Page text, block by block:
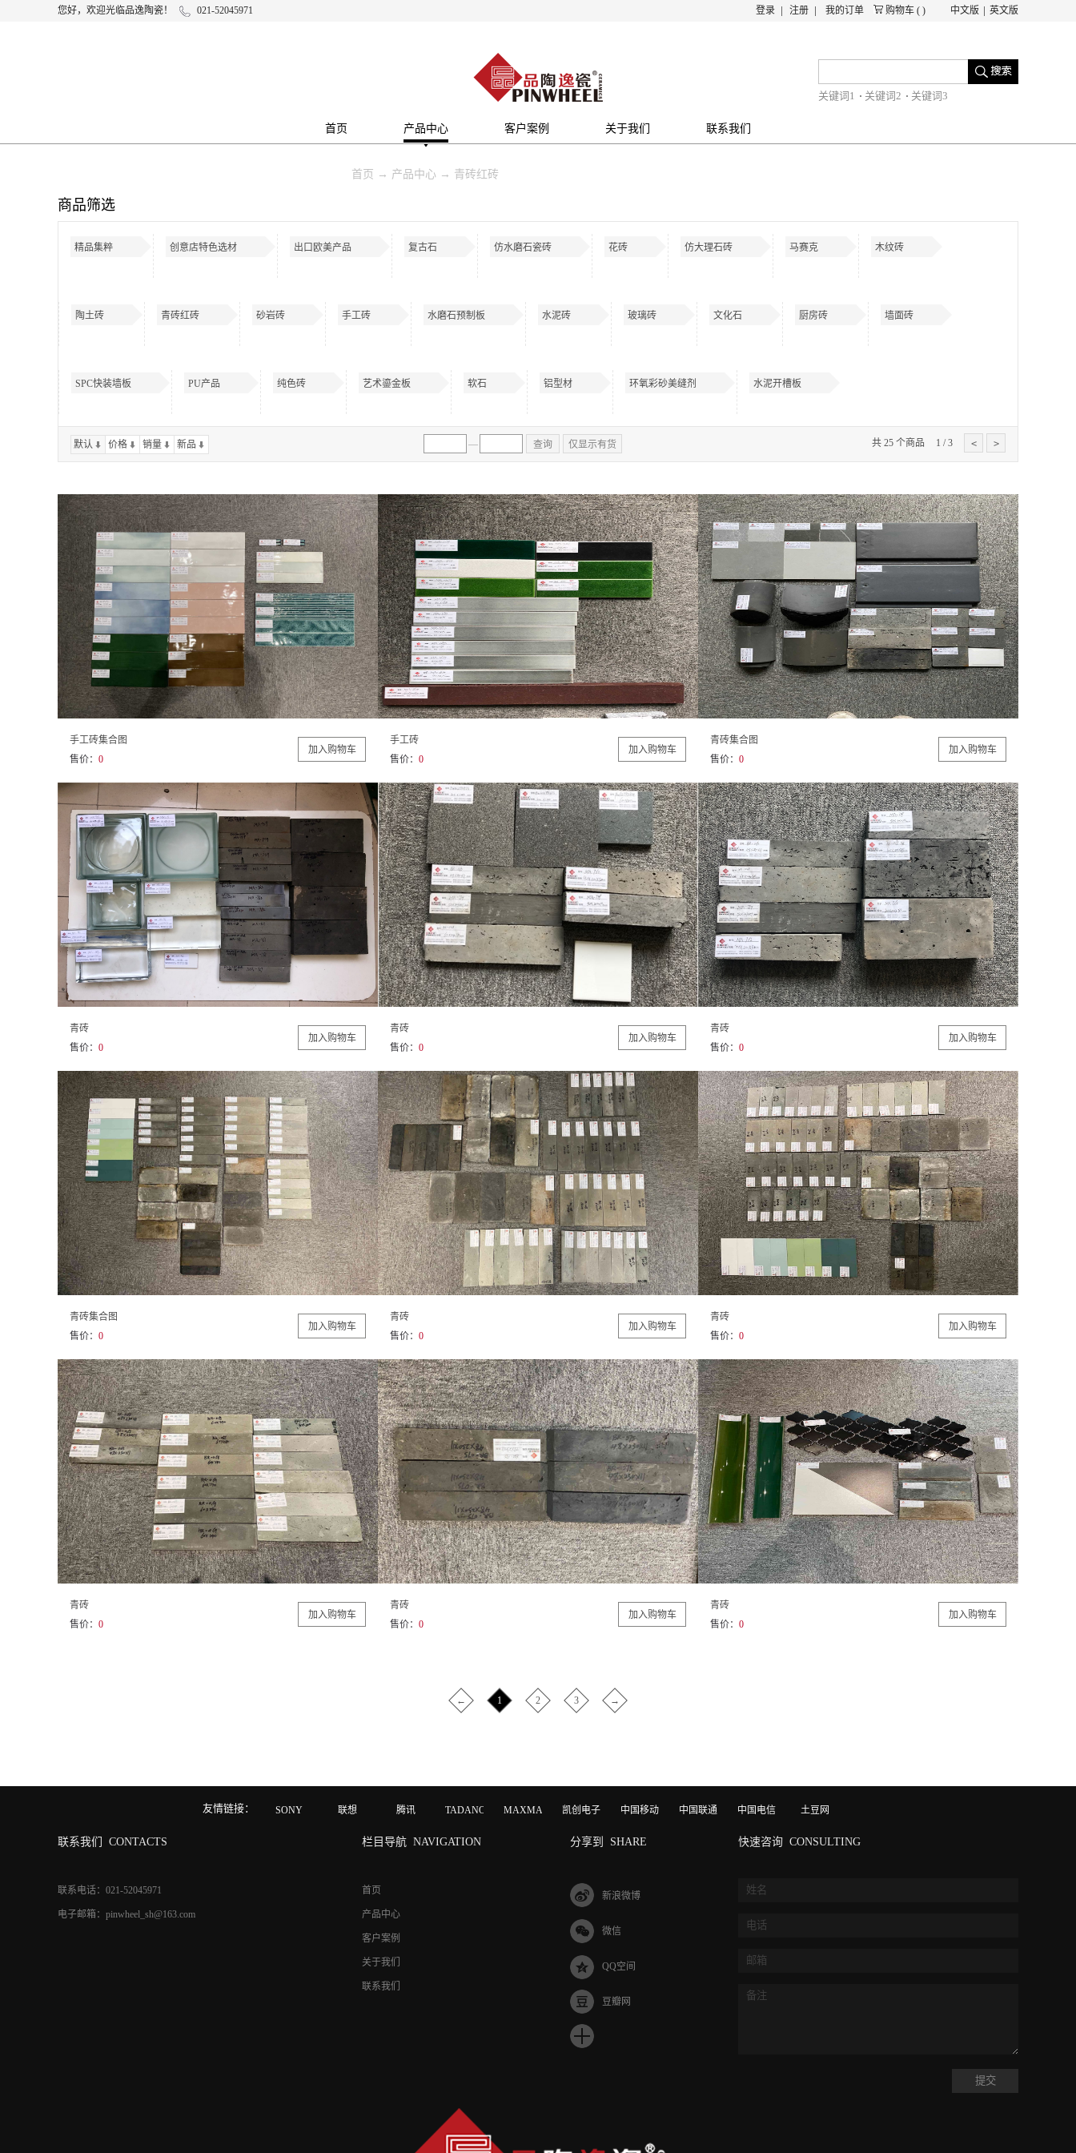
您好，欢迎光临品逸陶瓷！ 021-52045971 中文版 英文版
购物车 ( )
我的订单
登录 注册
关键词1 关键词2 关键词3
首页 产品中心 客户案例 关于我们 联系我们
首页 → 产品中心 → 青砖红砖
商品筛选
精品集粹 创意店特色选材 出口欧美产品 复古石 仿水磨石瓷砖 花砖 仿大理石砖 马赛克 木纹砖
陶土砖 青砖红砖 砂岩砖 手工砖 水磨石预制板 水泥砖 玻璃砖 文化石 厨房砖 墙面砖
SPC快装墙板 PU产品 纯色砖 艺术鎏金板 软石 铝型材 环氧彩砂美缝剂 水泥开槽板
默认 价格 销量 新品 — 查询 仅显示有货 共 25 个商品 1 / 3 >
<
手工砖集合图
售价： 0
手工砖
售价： 0
青砖集合图
售价： 0
青砖
售价： 0
青砖
售价： 0
青砖
售价： 0
青砖集合图
售价： 0
青砖
售价： 0
青砖
售价： 0
青砖
售价： 0
青砖
售价： 0
青砖
售价： 0
← 1 2 3 →
友情链接： SONY 联想 腾讯 TADANO MAXMAGIC 凯创电子 中国移动 中国联通 中国电信 土豆网
联系我们 CONTACTS
联系电话：021-52045971
电子邮箱：pinwheel_sh@163.com
栏目导航 NAVIGATION
首页
产品中心
客户案例
关于我们
联系我们
分享到 SHARE
新浪微博
微信
QQ空间
豆瓣网
快速咨询 CONSULTING